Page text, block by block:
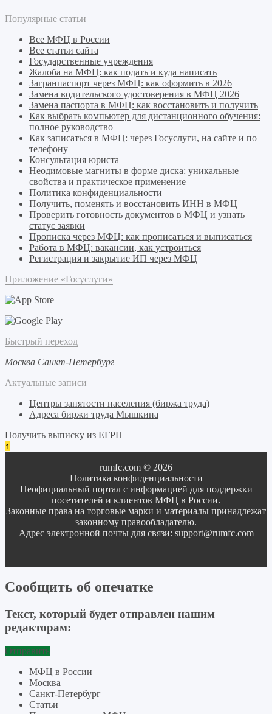
Популярные статьи
Все МФЦ в России
Все статьи сайта
Государственные учреждения
Жалоба на МФЦ: как подать и куда написать
Загранпаспорт через МФЦ: как оформить в 2026
Замена водительского удостоверения в МФЦ 2026
Замена паспорта в МФЦ: как восстановить и получить
Как выбрать компьютер для дистанционного обучения:
полное руководство
Как записаться в МФЦ: через Госуслуги, на сайте и по
телефону
Консультация юриста
Неодимовые магниты в форме диска: уникальные
свойства и практическое применение
Политика конфиденциальности
Получить, поменять и восстановить ИНН в МФЦ
Проверить готовность документов в МФЦ и узнать
статус заявки
Прописка через МФЦ: как прописаться и выписаться
Работа в МФЦ: вакансии, как устроиться
Регистрация и закрытие ИП через МФЦ
Приложение «Госуслуги»
Быстрый переход
Москва Санкт-Петербург
Актуальные записи
Центры занятости населения (биржа труда)
Адреса биржи труда Мышкина
Получить выписку из ЕГРН
↑
rumfc.com © 2026
Политика конфиденциальности
Неофициальный портал с информацией для поддержки
посетителей и клиентов МФЦ в России.
Законные права на торговые марки и материалы принадлежат
законному правообладателю.
Адрес электронной почты для связи: support@rumfc.com
Сообщить об опечатке
Текст, который будет отправлен нашим
редакторам:
Отправить
МФЦ в России
Москва
Санкт-Петербург
Статьи